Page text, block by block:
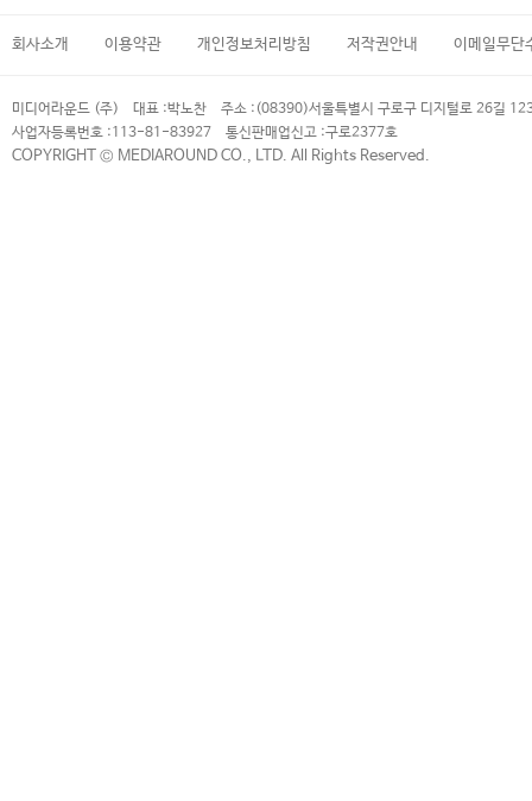
회사소개 이용약관 개인정보처리방침 저작권안내 이메일무단
미디어라운드 (주) 대표 :박노찬 주소 : (08390)서울특별시 구로구 디지털로 26길
사업자등록번호 :113-81-83927 통신판매업신고 :구로2377호
COPYRIGHT © MEDIAROUND CO., LTD. All Rights Reserved.